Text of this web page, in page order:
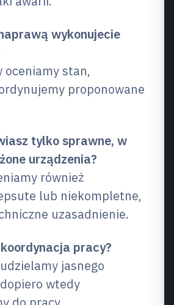
wykonujecie
oceniamy stan,
proponowane
tylko sprawne, w
urządzenia?
również
lub niekompletne,
uzasadnienie.
pracy?
jasnego
wtedy